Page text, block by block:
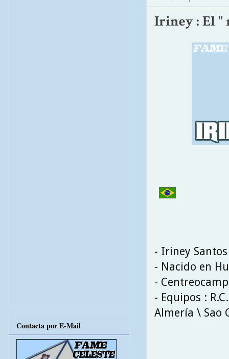
Iriney : El "
- Iriney Santos
- Nacido en
-
- Equipos :
Almería \ Sao
Contacta por E-Mail